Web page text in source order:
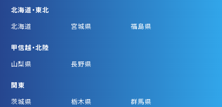
北海道・東北
北海道
宮城県 福島県
甲信越・北陸
山梨県
長野県
関東
茨城県
栃木県
群馬県